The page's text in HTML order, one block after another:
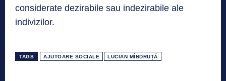
considerate dezirabile sau indezirabile ale
indivizilor.
TAGS AJUTOARE SOCIALE LUCIAN MÎNDRUȚĂ